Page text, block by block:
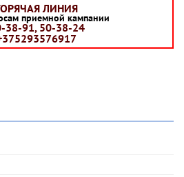
ЛИНИЯ
приемной кампании
38-91, 50-38-24